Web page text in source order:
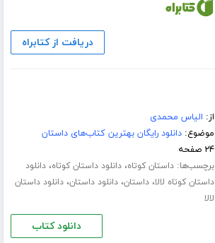
دریافت از کتابراه
از: الیاس محمدی
موضوع:دانلود رایگان بهترین کتاب‌های داستان
۲۴ صفحه
برچسب‌ها:داستان کوتاه،دانلود داستان کوتاه،دانلود
داستان کوتاه لالا،داستان،دانلود داستان،دانلود داستان
لالا
دانلود کتاب